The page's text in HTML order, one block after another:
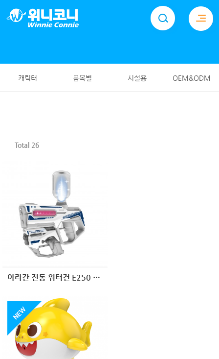
캐릭터 품목별 시설용 OEM&ODM
Total 26
아라칸 전동 워터건 E250 Double